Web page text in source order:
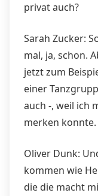
privat auch?
Sarah Zucker:
mal, ja, schon.
jetzt zum
einer
auch -, weil ich
merken konnte.
Oliver Dunk:
kommen wie
die die macht